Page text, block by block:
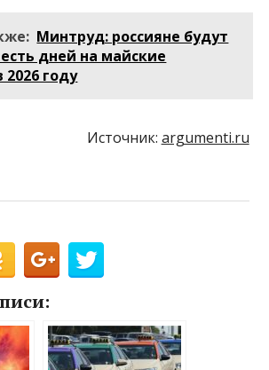
Минтруд: россияне будут
дней на майские
году
Источник: argumenti.ru